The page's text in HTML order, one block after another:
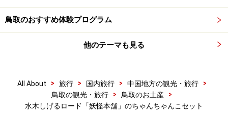
鳥取のおすすめ体験プログラム
他のテーマも見る
All About > 旅行 > 国内旅行 > 中国地方の観光・旅行
>
鳥取の観光・旅行
> 鳥取のお土産
>
水木しげるロード「妖怪本舗」のちゃんちゃんこセット